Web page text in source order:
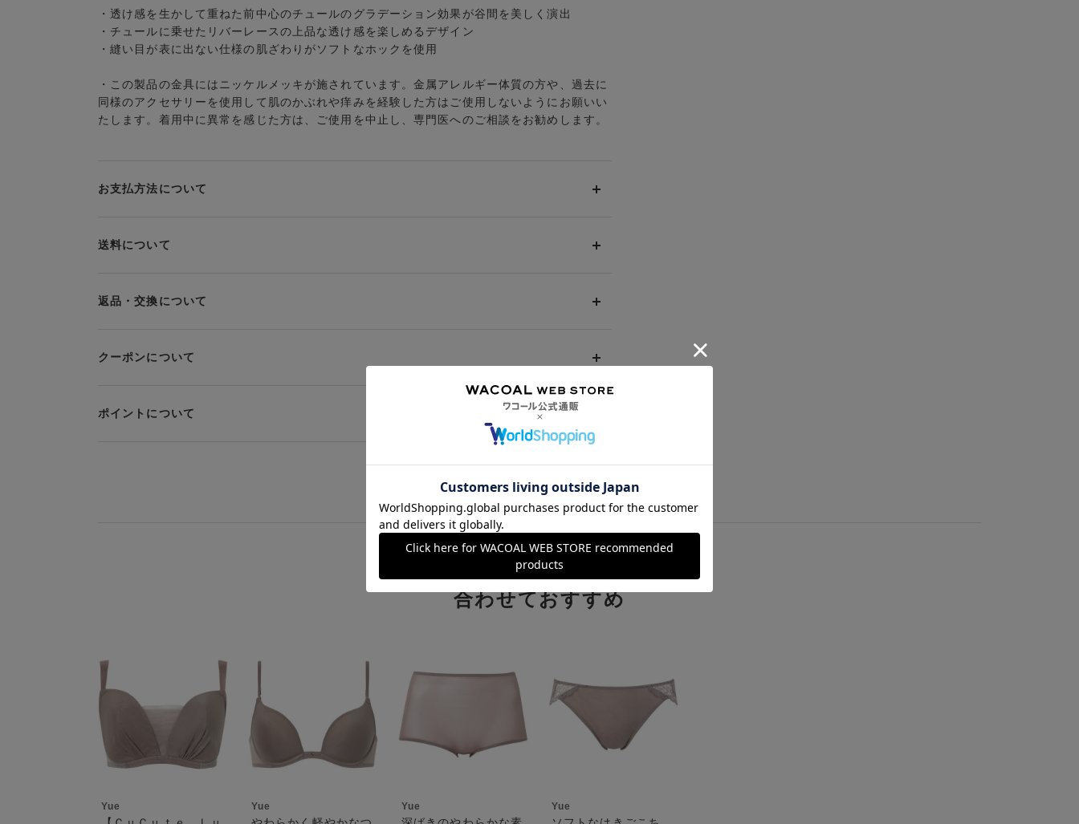
・透け感を生かして重ねた前中心のチュールのグラデーション効果が谷間を美しく演出
・チュールに乗せたリバーレースの上品な透け感を楽しめるデザイン
・縫い目が表に出ない仕様の肌ざわりがソフトなホックを使用
・この製品の金具にはニッケルメッキが施されています。金属アレルギー体質の方や、過去に
同様のアクセサリーを使用して肌のかぶれや痒みを経験した方はご使用しないようにお願いい
たします。着用中に異常を感じた方は、ご使用を中止し、専門医へのご相談をお勧めします。
お支払方法について
お支払い方法は下記よりお選びいただけます。
代金引換
PayPay
楽天ペイ
※商品や条件により、一部ご利用いただけないお支払方法がございます。
送料について
だきます。
クーポン・ポイントは送料にはご利用いただけません。
返品・交換について
ブラジャー・靴・スポーツタイツ(CW-X)・一部マタニティ商品(産後ガードル・骨盤ベルト)・リマ
上述の返送料着払い対象商品以外の、お客様のご都合(注文間違い・サイズが合わない・イメージ違
い等)による返品・交換時の返送料は、お客様のご負担でお願いいたします。
※異なる商品(品番)への交換は承っておりません。異なる商品(品番)への交換をご希望の場合は、ワコ
ールウェブストアより改めてご注文をお願いいたします。
クーポンについて
クーポン利用方法について
クーポン利用欄の『クーポンを利用する』にチェックし、取得済のクーポン一覧から、 利用される
取得されたクーポンを、ご指定いただくことで、ご利用になれます。
ご利用されたクーポンや、ご利用期限が終了したクーポンも表示されます。ご了承くださいませ。
クーポンはセール商品にもご利用いただけます。
二つ以上のクーポンを併用して利用することはできません。
電話注文の場合は、クーポンはご利用いただけません。
送料、ギフトサービス料はご注文金額に含まれません。
ご優待割引金額が、クーポンご利用条件となります。
ご注文が確定したのち、後追いでクーポン使用のお申し出をいただきましても、適用することがで
そのほか、クーポンに関するご案内を見る
ポイントについて
ポイントはお客様とのお取引が確定した後からご利用可能となります。
ご利用可能になるまでしばらくお時間をいただくことがございます。
お持ちのポイントは一括してのみご利用いただくことができ、一部のみのご利用はできません。
商品を複数点ご注文いただき、ポイントをご利用いただいた場合、それぞれの商品金額ごとにご利
その商品に振り分けられていたクーポン(ポイント)は、ご利用可能ポイントに戻り、次回以降のご
そのほか、ポイントに関するご案内を見る
合わせておすすめ
Yue Yue Yue Yue